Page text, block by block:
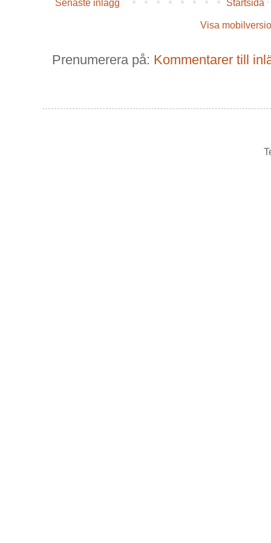
Senaste inlägg Startsida
Visa
Prenumerera på: Kommentarer till